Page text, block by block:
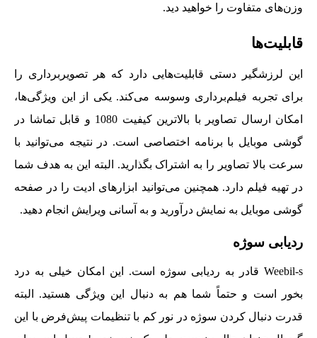
وزن‌های متفاوت را خواهید دید.
قابلیت‌ها
این لرزشگیر دستی قابلیت‌هایی دارد که هر تصویربرداری را
برای تجربه فیلم‌برداری وسوسه می‌کند. یکی از این ویژگی‌ها،
امکان ارسال تصاویر با بالاترین کیفیت 1080 و قابل تماشا در
گوشی موبایل با برنامه اختصاصی است. در نتیجه می‌توانید با
سرعت بالا تصاویر را به اشتراک بگذارید. البته این به هدف شما
در تهیه فیلم دارد. همچنین می‌توانید ابزارهای ادیت را در صفحه
گوشی موبایل به نمایش درآورید و به آسانی ویرایش انجام دهید.
ردیابی سوژه
Weebil-s قادر به ردیابی سوژه است. این امکان خیلی به درد
بخور است و حتماً شما هم به دنبال این ویژگی هستید. البته
قدرت دنبال کردن سوژه در نور کم با تنظیمات پیش‌فرض با این